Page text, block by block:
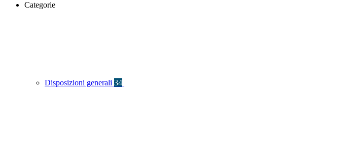
Categorie
Disposizioni generali 34